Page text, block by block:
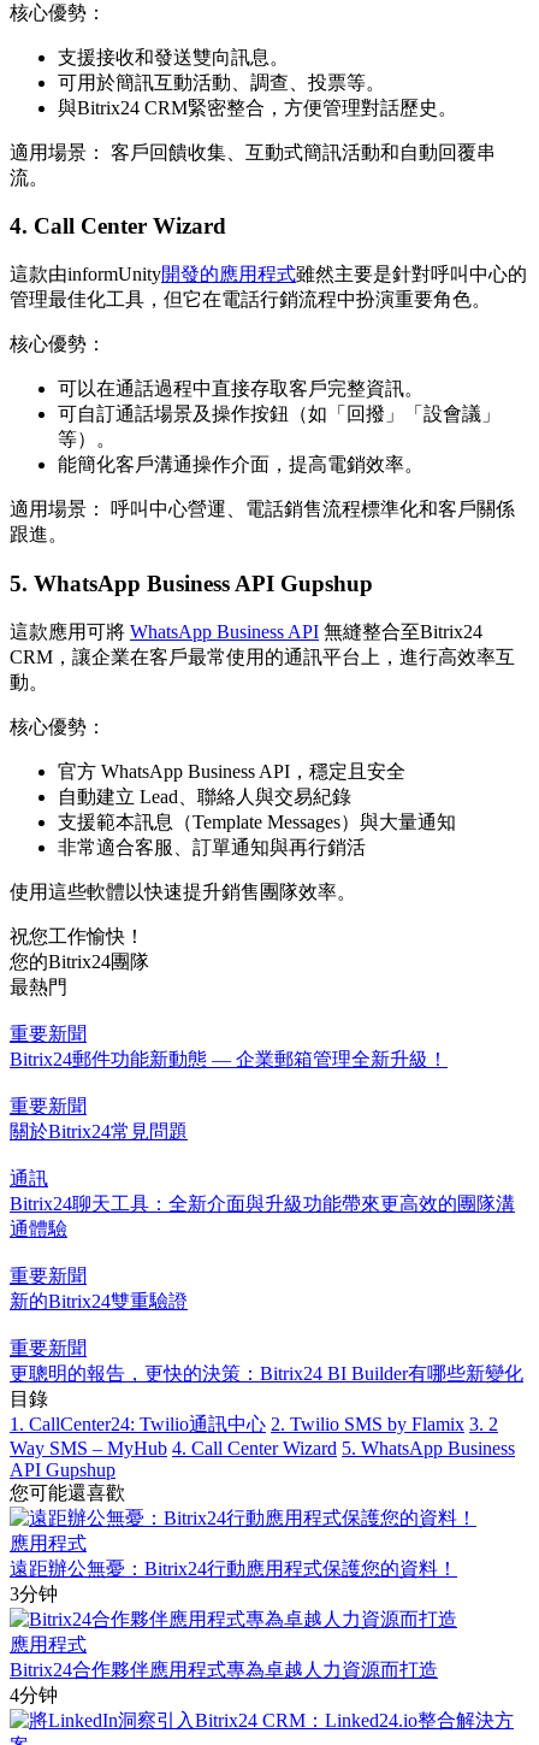
核心優勢：
支援接收和發送雙向訊息。
可用於簡訊互動活動、調查、投票等。
與Bitrix24 CRM緊密整合，方便管理對話歷史。
適用場景： 客戶回饋收集、互動式簡訊活動和自動回覆串
流。
4. Call Center Wizard
這款由informUnity開發的應用程式雖然主要是針對呼叫中心的
管理最佳化工具，但它在電話行銷流程中扮演重要角色。
核心優勢：
可以在通話過程中直接存取客戶完整資訊。
可自訂通話場景及操作按鈕（如「回撥」「設會議」
等）。
能簡化客戶溝通操作介面，提高電銷效率。
適用場景： 呼叫中心營運、電話銷售流程標準化和客戶關係
跟進。
5. WhatsApp Business API Gupshup
這款應用可將 WhatsApp Business API 無縫整合至Bitrix24
CRM，讓企業在客戶最常使用的通訊平台上，進行高效率互
動。
核心優勢：
官方 WhatsApp Business API，穩定且安全
自動建立 Lead、聯絡人與交易紀錄
支援範本訊息（Template Messages）與大量通知
非常適合客服、訂單通知與再行銷活
使用這些軟體以快速提升銷售團隊效率。
祝您工作愉快！
您的Bitrix24團隊
最熱門
重要新聞
Bitrix24郵件功能新動態 — 企業郵箱管理全新升級！
重要新聞
關於Bitrix24常見問題
通訊
Bitrix24聊天工具：全新介面與升級功能帶來更高效的團隊溝
通體驗
重要新聞
新的Bitrix24雙重驗證
重要新聞
更聰明的報告，更快的決策：Bitrix24 BI Builder有哪些新變化
目錄
1. CallCenter24: Twilio通訊中心 2. Twilio SMS by Flamix 3. 2
Way SMS – MyHub 4. Call Center Wizard 5. WhatsApp Business
API Gupshup
您可能還喜歡
應用程式
遠距辦公無憂：Bitrix24行動應用程式保護您的資料！
3分钟
應用程式
Bitrix24合作夥伴應用程式專為卓越人力資源而打造
4分钟